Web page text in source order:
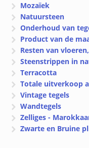
Mozaïek
Natuursteen
Onderhoud van
Product van de
Resten van
Steenstrippen in
Terracotta
Totale uitverkoop
Vintage tegels
Wandtegels
Zelliges -
Zwarte en Bruine